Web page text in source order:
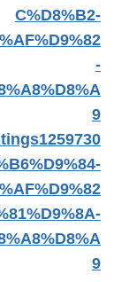
C%D8%B2-
-
9
9